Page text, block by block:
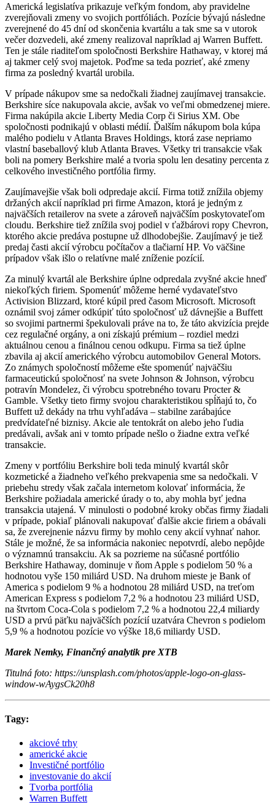
Americká legislatíva prikazuje veľkým fondom, aby pravidelne
zverejňovali zmeny vo svojich portfóliách. Pozície bývajú následne
zverejnené do 45 dní od skončenia kvartálu a tak sme sa v utorok
večer dozvedeli, aké zmeny realizoval napríklad aj Warren Buffett.
Ten je stále riaditeľom spoločnosti Berkshire Hathaway, v ktorej má
aj takmer celý svoj majetok. Poďme sa teda pozrieť, aké zmeny
firma za posledný kvartál urobila.
V prípade nákupov sme sa nedočkali žiadnej zaujímavej transakcie.
Berkshire síce nakupovala akcie, avšak vo veľmi obmedzenej miere.
Firma nakúpila akcie Liberty Media Corp či Sirius XM. Obe
spoločnosti podnikajú v oblasti médií. Ďalším nákupom bola kúpa
malého podielu v Atlanta Braves Holdings, ktorá zase nepriamo
vlastní baseballový klub Atlanta Braves. Všetky tri transakcie však
boli na pomery Berkshire malé a tvoria spolu len desatiny percenta z
celkového investičného portfólia firmy.
Zaujímavejšie však boli odpredaje akcií. Firma totiž znížila objemy
držaných akcií napríklad pri firme Amazon, ktorá je jedným z
najväčších retailerov na svete a zároveň najväčším poskytovateľom
cloudu. Berkshire tiež znížila svoj podiel v ťažbárovi ropy Chevron,
ktorého akcie predáva postupne už dlhodobejšie. Zaujímavý je tiež
predaj časti akcií výrobcu počítačov a tlačiarní HP. Vo väčšine
prípadov však išlo o relatívne malé zníženie pozícií.
Za minulý kvartál ale Berkshire úplne odpredala zvyšné akcie hneď
niekoľkých firiem. Spomenúť môžeme herné vydavateľstvo
Activision Blizzard, ktoré kúpil pred časom Microsoft. Microsoft
oznámil svoj zámer odkúpiť túto spoločnosť už dávnejšie a Buffett
so svojimi partnermi špekulovali práve na to, že táto akvizícia prejde
cez regulačné orgány, a oni získajú prémium – rozdiel medzi
aktuálnou cenou a finálnou cenou odkupu. Firma sa tiež úplne
zbavila aj akcií amerického výrobcu automobilov General Motors.
Zo známych spoločností môžeme ešte spomenúť najväčšiu
farmaceutickú spoločnosť na svete Johnson & Johnson, výrobcu
potravín Mondelez, či výrobcu spotrebného tovaru Procter &
Gamble. Všetky tieto firmy svojou charakteristikou spĺňajú to, čo
Buffett už dekády na trhu vyhľadáva – stabilne zarábajúce
predvídateľné biznisy. Akcie ale tentokrát on alebo jeho ľudia
predávali, avšak ani v tomto prípade nešlo o žiadne extra veľké
transakcie.
Zmeny v portfóliu Berkshire boli teda minulý kvartál skôr
kozmetické a žiadneho veľkého prekvapenia sme sa nedočkali. V
priebehu stredy však začala internetom kolovať informácia, že
Berkshire požiadala americké úrady o to, aby mohla byť jedna
transakcia utajená. V minulosti o podobné kroky občas firmy žiadali
v prípade, pokiaľ plánovali nakupovať ďalšie akcie firiem a obávali
sa, že zverejnenie názvu firmy by mohlo ceny akcií vyhnať nahor.
Stále je možné, že sa informácia nakoniec nepotvrdí, alebo nepôjde
o významnú transakciu. Ak sa pozrieme na súčasné portfólio
Berkshire Hathaway, dominuje v ňom Apple s podielom 50 % a
hodnotou vyše 150 miliárd USD. Na druhom mieste je Bank of
America s podielom 9 % a hodnotou 28 miliárd USD, na treťom
American Express s podielom 7,2 % a hodnotou 23 miliárd USD,
na štvrtom Coca-Cola s podielom 7,2 % a hodnotou 22,4 miliardy
USD a prvú päťku najväčších pozícií uzatvára Chevron s podielom
5,9 % a hodnotou pozície vo výške 18,6 miliardy USD.
Marek Nemky, Finančný analytik pre XTB
Titulná foto: https://unsplash.com/photos/apple-logo-on-glass-
window-wAygsCk20h8
Tagy:
akciové trhy
americké akcie
Investičné portfólio
investovanie do akcií
Tvorba portfólia
Warren Buffett